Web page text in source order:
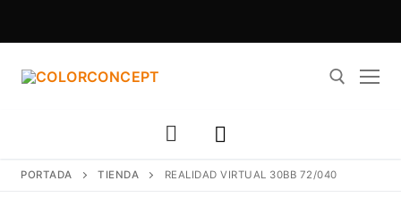
PORTADA TIENDA REALIDAD VIRTUAL 30BB 72/040